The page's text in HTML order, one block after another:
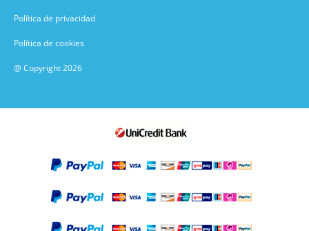
Política de privacidad
Política de cookies
@ Copyright 2026